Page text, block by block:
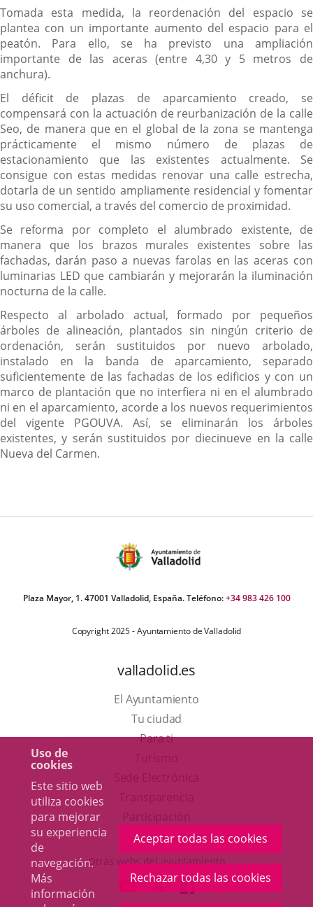
Uso de
cookies
Este sitio web
utiliza cookies
para mejorar
su experiencia
de
navegación.
Más
información
Aceptar todas las cookies
Rechazar todas las cookies
Tomada esta medida, la reordenación del espacio se
plantea con un importante aumento del espacio para el
peatón. Para ello, se ha previsto una ampliación
importante de las aceras (entre 4,30 y 5 metros de
anchura).
El déficit de plazas de aparcamiento creado, se
compensará con la actuación de reurbanización de la calle
Seo, de manera que en el global de la zona se mantenga
prácticamente el mismo número de plazas de
estacionamiento que las existentes actualmente. Se
consigue con estas medidas renovar una calle estrecha,
dotarla de un sentido ampliamente residencial y fomentar
su uso comercial, a través del comercio de proximidad.
Se reforma por completo el alumbrado existente, de
manera que los brazos murales existentes sobre las
fachadas, darán paso a nuevas farolas en las aceras con
luminarias LED que cambiarán y mejorarán la iluminación
nocturna de la calle.
Respecto al arbolado actual, formado por pequeños
árboles de alineación, plantados sin ningún criterio de
ordenación, serán sustituidos por nuevo arbolado,
instalado en la banda de aparcamiento, separado
suficientemente de las fachadas de los edificios y con un
marco de plantación que no interfiera ni en el alumbrado
ni en el aparcamiento, acorde a los nuevos requerimientos
del vigente PGOUVA. Así, se eliminarán los árboles
existentes, y serán sustituidos por diecinueve en la calle
Nueva del Carmen.
Plaza Mayor, 1. 47001 Valladolid, España. Teléfono:+34 983 426 100
Copyright 2025 - Ayuntamiento de Valladolid
valladolid.es
El Ayuntamiento
Tu ciudad
Para ti
en
una
ventana
nueva.
aplicación
externa.
Otras webs del ayuntamiento
ENLACE
A
ENLACE
A
ENLACE
A